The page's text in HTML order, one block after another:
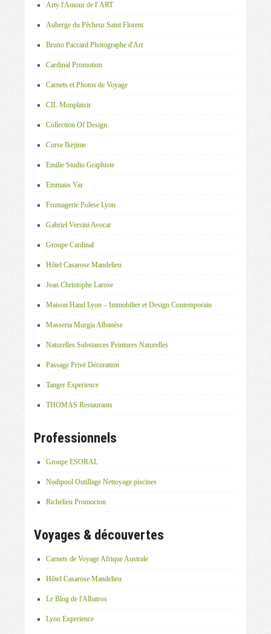
Arty l'Amour de l' ART
Auberge du Pêcheur Saint Florent
Bruno Paccard Photographe d'Art
Cardinal Promotion
Carnets et Photos de Voyage
CIL Monplaisir
Collection Of Design
Corse Ikejime
Emilie Studio Graphiste
Emmaüs Var
Fromagerie Polese Lyon
Gabriel Versini Avocat
Groupe Cardinal
Hôtel Casarose Mandelieu
Jean Christophe Larose
Maison Hand Lyon – Immobilier et Design Contemporain
Masseria Murgia Albanèse
Naturelles Substances Peintures Naturelles
Passage Privé Décoration
Tanger Experience
THOMAS Restaurants
Professionnels
Groupe ESORAL
Nodipool Outillage Nettoyage piscines
Richelieu Promocion
Voyages & découvertes
Carnets de Voyage Afrique Australe
Hôtel Casarose Mandelieu
Le Blog de l'Albatros
Lyon Experience